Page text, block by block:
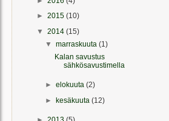
► 2015 (10)
▼ 2014 (15)
▼marraskuuta(1)
Kalan savustus
sähkösavustimella
►elokuuta(2)
►kesäkuuta(12)